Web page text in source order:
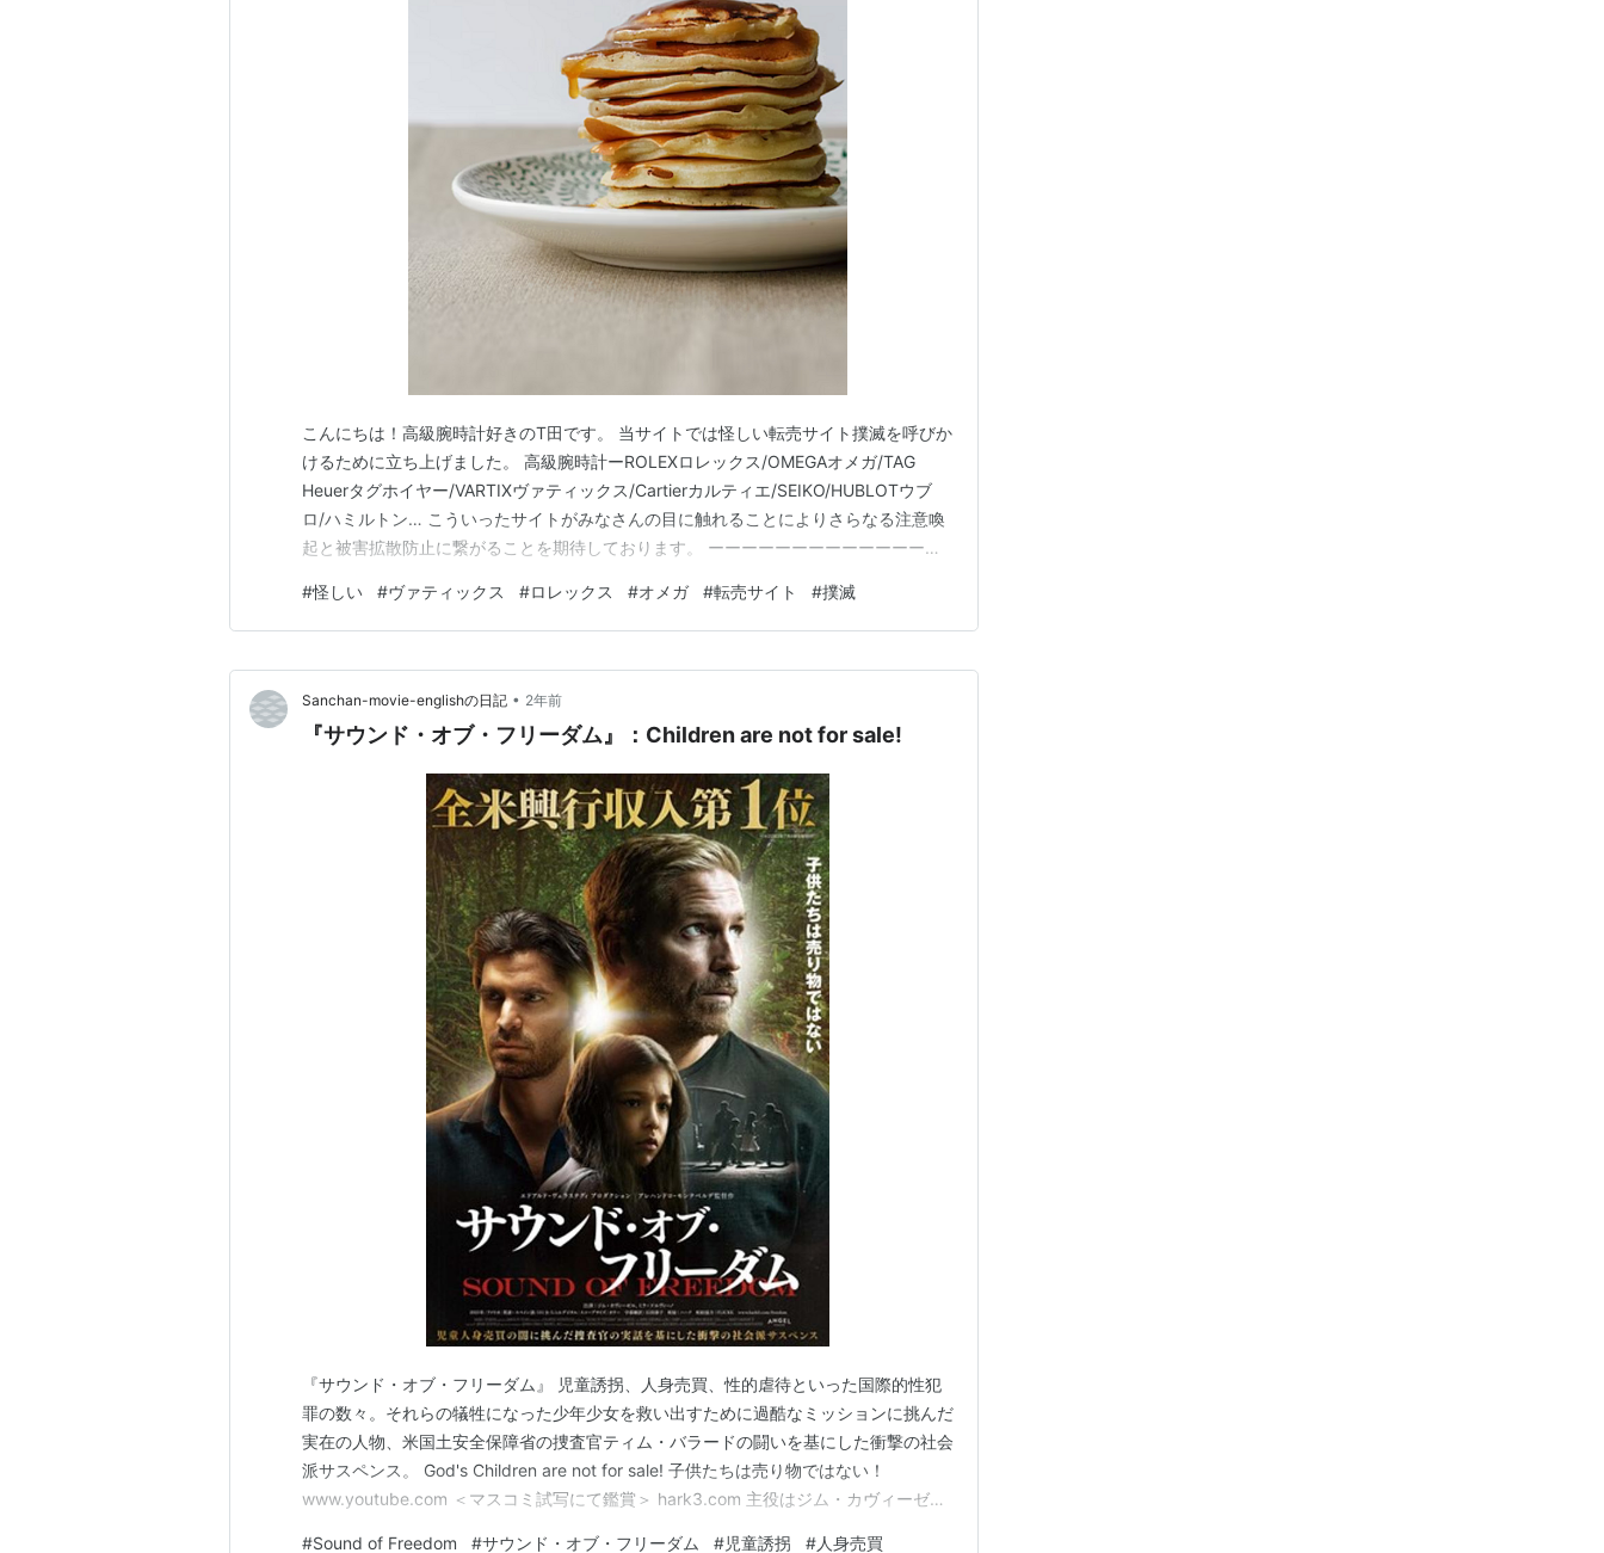
こんにちは！高級腕時計好きのT田です。 当サイトでは怪しい転売サイト撲滅を呼びか
けるために立ち上げました。 高級腕時計ーROLEXロレックス/OMEGAオメガ/TAG
Heuerタグホイヤー/VARTIXヴァティックス/Cartierカルティエ/SEIKO/HUBLOTウブ
ロ/ハミルトン… こういったサイトがみなさんの目に触れることによりさらなる注意喚
起と被害拡散防止に繋がることを期待しております。 ーーーーーーーーーーーーーー
の日榮太樓飴の日アンパンマンの日とろみ調整食品の日くるみパンの日飲むオリーブオ
イルの日ド…
#怪しい #ヴァティックス #ロレックス #オメガ #転売サイト #撲滅
Sanchan-movie-englishの日記 • 2年前
『サウンド・オブ・フリーダム』：Children are not for sale!
『サウンド・オブ・フリーダム』 児童誘拐、人身売買、性的虐待といった国際的性犯
罪の数々。それらの犠牲になった少年少女を救い出すために過酷なミッションに挑んだ
実在の人物、米国土安全保障省の捜査官ティム・バラードの闘いを基にした衝撃の社会
派サスペンス。 God's Children are not for sale! 子供たちは売り物ではない！
www.youtube.com ＜マスコミ試写にて鑑賞＞ hark3.com 主役はジム・カヴィーゼ
#Sound of Freedom #サウンド・オブ・フリーダム #児童誘拐 #人身売買